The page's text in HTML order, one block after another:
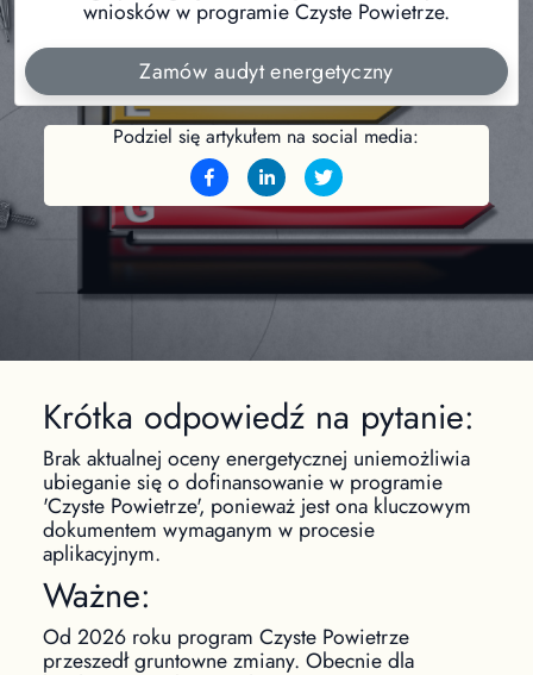
wniosków w programie Czyste Powietrze.
Zamów audyt energetyczny
Podziel się artykułem na social media:
Krótka odpowiedź na pytanie:
Brak aktualnej oceny energetycznej uniemożliwia
ubieganie się o dofinansowanie w programie
'Czyste Powietrze', ponieważ jest ona kluczowym
dokumentem wymaganym w procesie
aplikacyjnym.
Ważne:
Od 2026 roku program Czyste Powietrze
przeszedł gruntowne zmiany. Obecnie dla